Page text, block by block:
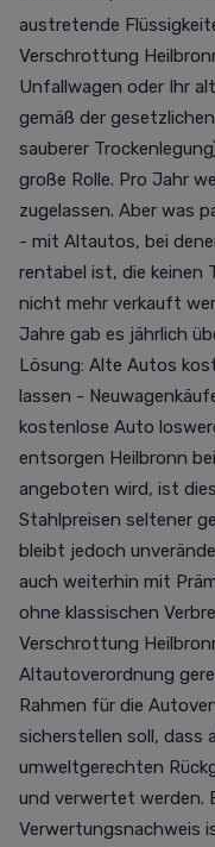
austretende
Verschrottung
Unfallwagen oder Ihr
gemäß der
sauberer
große Rolle. Pro Jahr
zugelassen. Aber was
- mit Altautos, bei
rentabel ist, die keinen
nicht mehr verkauft
Jahre gab es jährlich
Lösung: Alte Autos
lassen -
kostenlose Auto
entsorgen Heilbronn
angeboten wird, ist
Stahlpreisen seltener
bleibt jedoch
auch weiterhin mit
ohne klassischen
Verschrottung
Altautoverordnung
Rahmen für die
sicherstellen soll, dass
umweltgerechten
und verwertet werden.
Verwertungsnachweis